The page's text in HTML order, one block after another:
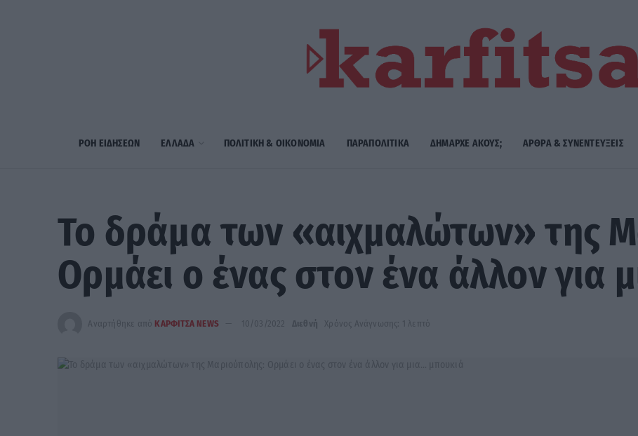
ΡΟΗ ΕΙΔΗΣΕΩΝ ΕΛΛΑΔΑ ΠΟΛΙΤΙΚΗ & ΟΙΚΟΝΟΜΙΑ ΠΑΡΑΠΟΛΙΤΙΚΑ ΔΗΜΑΡΧE ΑΚΟΥΣ; ΑΡΘΡΑ & ΣΥΝΕΝΤΕΥΞΕΙΣ
Το δράμα των «αιχμαλώτων» της
Ορμάει ο ένας στον ένα άλλον για
Αναρτήθηκε από ΚΑΡΦΙΤΣΑ NEWS 10/03/2022 Διεθνή Χρόνος Ανάγνωσης: 1 λεπτό